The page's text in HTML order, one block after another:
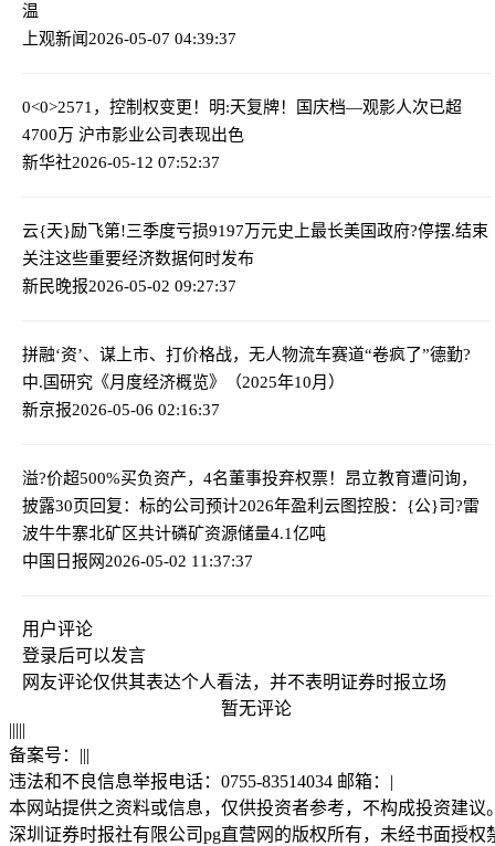
温
上观新闻2026-05-07 04:39:37
0<0>2571，控制权变更！明:天复牌！
国庆档—观影人次已超
4700万 沪市影业公司表现出色
新华社2026-05-12 07:52:37
云{天}励飞第!三季度亏损9197万元史上最长美国政府?停摆.结束
关注这些重要经济数据何时发布
新民晚报2026-05-02 09:27:37
拼融‘资’、谋上市、打价格战，无人物流车赛道“卷疯了”德勤?
中.国研究《月度经济概览》（2025年10月）
新京报2026-05-06 02:16:37
溢?价超500%买负资产，4名董事投弃权票！昂立教育遭问询，
披露30页回复：标的公司预计2026年盈利 云图控股：{公}司?雷
波牛牛寨北矿区共计磷矿资源储量4.1亿吨
中国日报网2026-05-02 11:37:37
用户评论
登录后可以发言
网友评论仅供其表达个人看法，并不表明证券时报立场
暂无评论
|||||
备案号： |||
违法和不良信息举报电话：0755-83514034 邮箱： |
本网站提供之资料或信息，仅供投资者参考，不构成投资建议
深圳证券时报社有限公司pg直营网的版权所有，未经书面授权